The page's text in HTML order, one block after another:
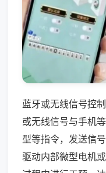
蓝牙或无线信号控
或无线信号与手机
型等指令，发送信
驱动内部微型电机